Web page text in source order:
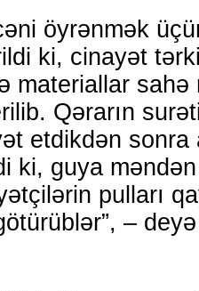
öyrənmək
ki, cinayət
materiallar sahə
Qərarın
etdikdən sonra
ki, guya
pulları
–